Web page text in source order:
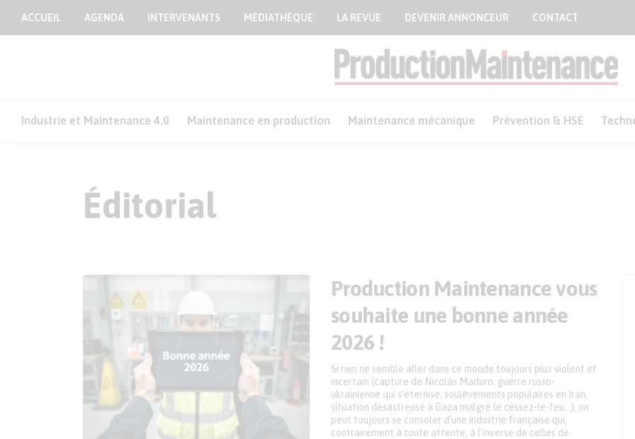
ACCUEIL AGENDA INTERVENANTS MÉDIATHÈQUE LA REVUE DEVENIR ANNONCEUR CONTACT
Industrie et Maintenance 4.0 Maintenance en production Maintenance mécanique Prévention & HSE
Éditorial
Production Maintenance vous
souhaite une bonne année
2026 !
Si rien ne semble aller dans ce monde toujours plus violent et
incertain (capture de Nicolás Maduro, guerre russo-
ukrainienne qui s’éternise, soulèvements populaires en Iran,
situation désastreuse à Gaza malgré le cessez-le-feu…), on
peut toujours se consoler d’une industrie française qui,
contrairement à toute attente, à l’inverse de celles de